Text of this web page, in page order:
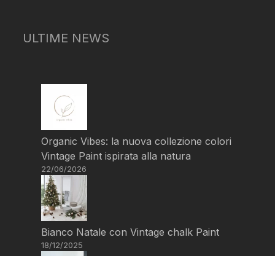
ULTIME NEWS
Organic Vibes: la nuova collezione colori
Vintage Paint ispirata alla natura
22/06/2026
Bianco Natale con Vintage chalk Paint
18/12/2025